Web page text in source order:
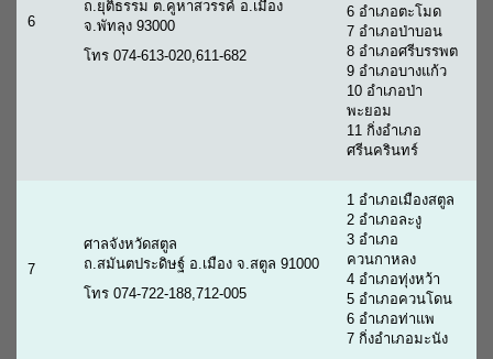
6
ถ.ยุติธรรม ต.คูหาสวรรค์ อ.เมือง
จ.พัทลุง 93000
โทร 074-613-020,611-682
6 อำเภอตะโมด
7 อำเภอป่าบอน
8 อำเภอศรีบรรพต
9 อำเภอบางแก้ว
10 อำเภอป่า
พะยอม
11 กิ่งอำเภอ
ศรีนครินทร์
7
ศาลจังหวัดสตูล
ถ.สมันตประดิษฐ์ อ.เมือง จ.สตูล 91000
โทร 074-722-188,712-005
1 อำเภอเมืองสตูล
2 อำเภอละงู
3 อำเภอ
ควนกาหลง
4 อำเภอทุ่งหว้า
5 อำเภอควนโดน
6 อำเภอท่าแพ
7 กิ่งอำเภอมะนัง